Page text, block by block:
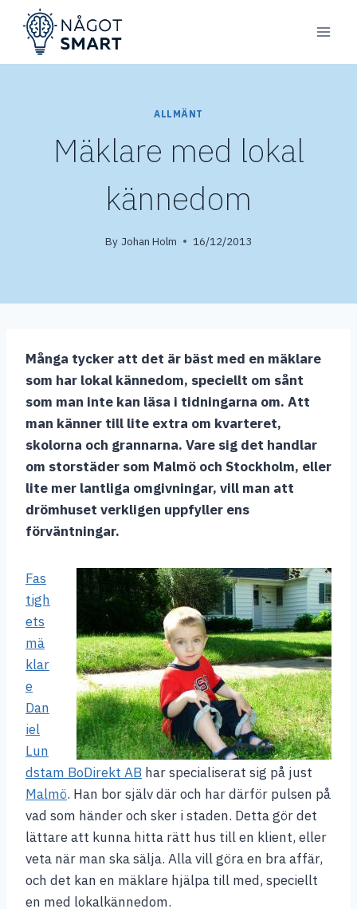
content
ALLMÄNT
Mäklare med lokal
kännedom
By Johan Holm 16/12/2013
Många tycker att det är bäst med en mäklare
som har lokal kännedom, speciellt om sånt
som man inte kan läsa i tidningarna om. Att
man känner till lite extra om kvarteret,
skolorna och grannarna. Vare sig det handlar
om storstäder som Malmö och Stockholm, eller
lite mer lantliga omgivningar, vill man att
drömhuset verkligen uppfyller ens
förväntningar.
Fas
tigh
ets
mä
klar
e
Dan
iel
Lun
dstam BoDirekt AB har specialiserat sig på just
Malmö. Han bor själv där och har därför pulsen på
vad som händer och sker i staden. Detta gör det
lättare att kunna hitta rätt hus till en klient, eller
veta när man ska sälja. Alla vill göra en bra affär,
och det kan en mäklare hjälpa till med, speciellt
en med lokalkännedom.